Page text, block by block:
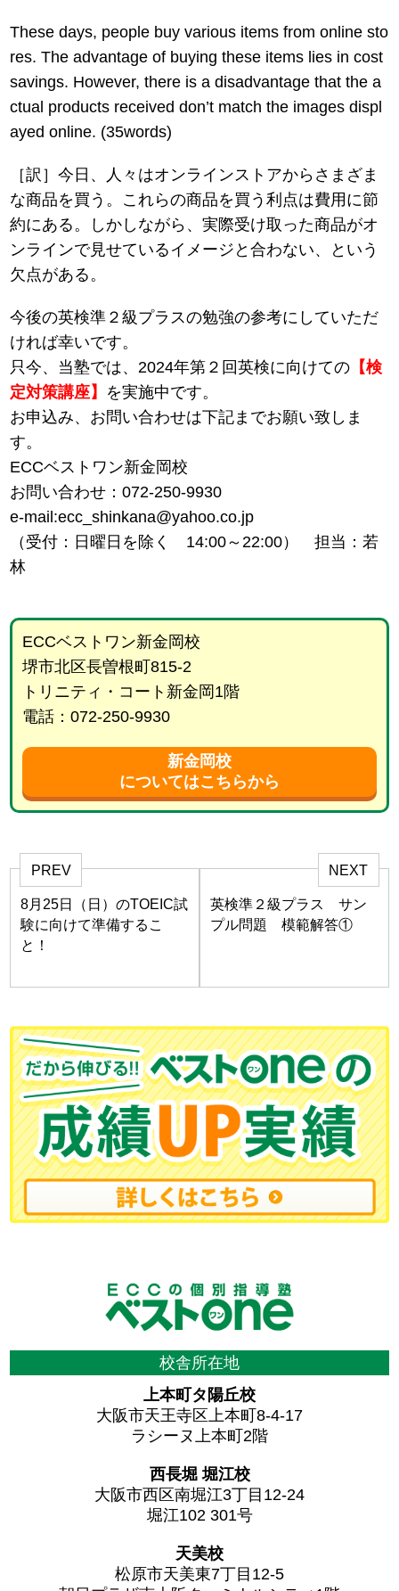
These days, people buy various items from online sto
res. The advantage of buying these items lies in cost
savings. However, there is a disadvantage that the a
ctual products received don’t match the images displ
ayed online. (35words)
［訳］今日、人々はオンラインストアからさまざま
な商品を買う。これらの商品を買う利点は費用に節
約にある。しかしながら、実際受け取った商品がオ
ンラインで見せているイメージと合わない、という
欠点がある。
今後の英検準２級プラスの勉強の参考にしていただ
ければ幸いです。
只今、当塾では、2024年第２回英検に向けての 【検
定対策講座】 を実施中です。
お申込み、お問い合わせは下記までお願い致しま
す。
ECCベストワン新金岡校
お問い合わせ：072-250-9930
e-mail:ecc_shinkana@yahoo.co.jp
（受付：日曜日を除く 14:00～22:00） 担当：若
林
ECCベストワン新金岡校
堺市北区長曽根町815-2
トリニティ・コート新金岡1階
電話：072-250-9930
新金岡校
についてはこちらから
PREV
8月25日（日）のTOEIC試
験に向けて準備するこ
と！
NEXT
英検準２級プラス サン
プル問題 模範解答①
校舎所在地
上本町タ陽丘校
大阪市天王寺区上本町8-4-17
ラシーヌ上本町2階
西長堀 堀江校
大阪市西区南堀江3丁目12-24
堀江102 301号
天美校
松原市天美東7丁目12-5